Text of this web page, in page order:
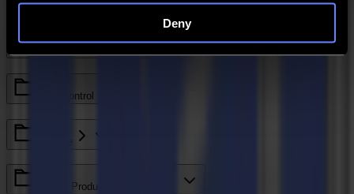
Deny
Tray One
Axis Control
Valiani Products - V Series